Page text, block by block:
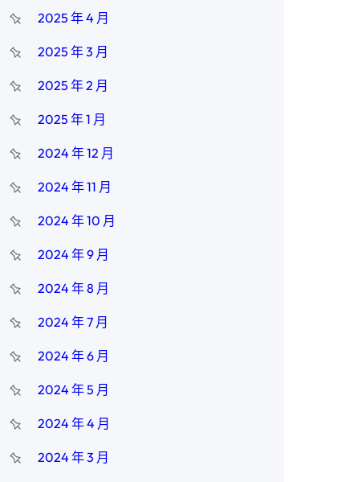
2025 年 4 月
2025 年 3 月
2025 年 2 月
2025 年 1 月
2024 年 12 月
2024 年 11 月
2024 年 10 月
2024 年 9 月
2024 年 8 月
2024 年 7 月
2024 年 6 月
2024 年 5 月
2024 年 4 月
2024 年 3 月